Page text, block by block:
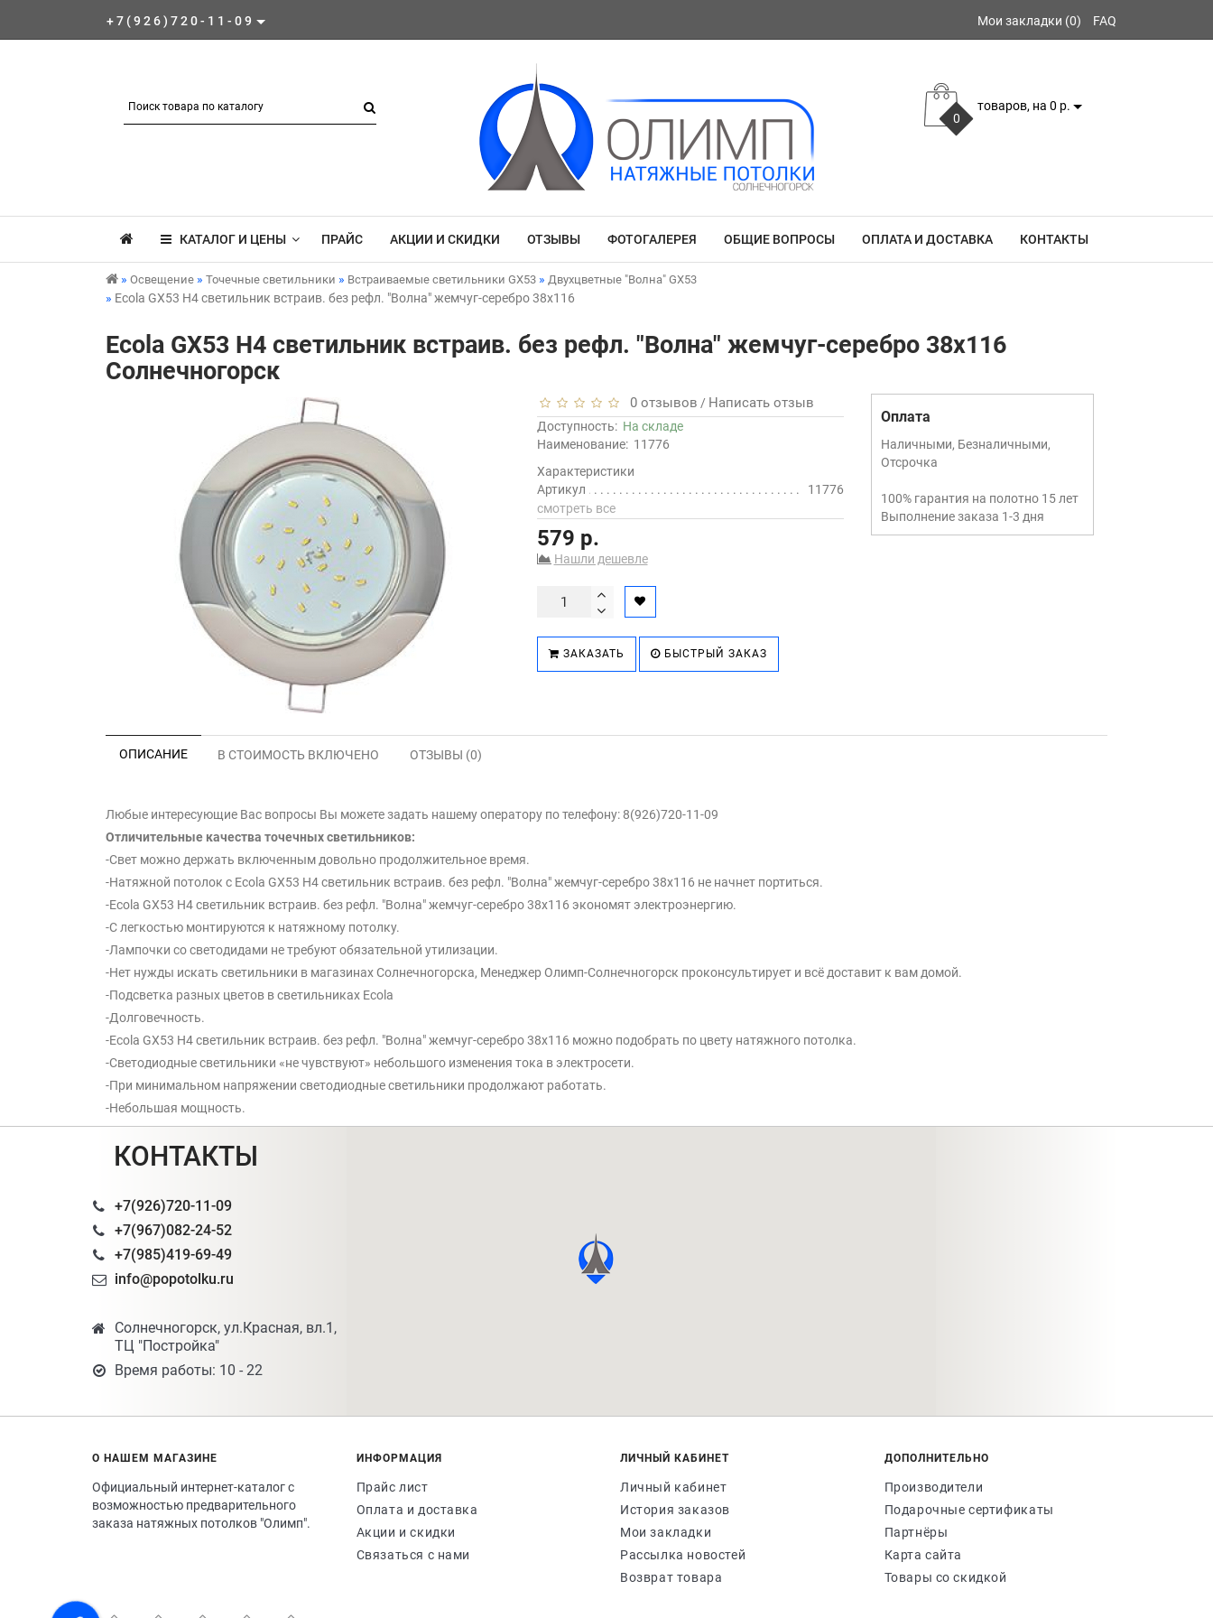
+7(926)720-11-09 Мои закладки (0) FAQ
0
товаров, на 0 р.
КАТАЛОГ И ЦЕНЫ ПРАЙС АКЦИИ И СКИДКИ ОТЗЫВЫ ФОТОГАЛЕРЕЯ ОБЩИЕ ВОПРОСЫ ОПЛАТА И ДОСТАВКА КОНТАКТЫ
Освещение Точечные светильники Встраиваемые светильники GX53 Двухцветные "Волна" GX53
Ecola GX53 H4 светильник встраив. без рефл. "Волна" жемчуг-серебро 38x116
Ecola GX53 H4 светильник встраив. без рефл. "Волна" жемчуг-серебро 38x116
Солнечногорск
0 отзывов / Написать отзыв
Доступность: На складе
Наименование: 11776
Характеристики
Артикул
11776
смотреть все
579 р.
Нашли дешевле
ЗАКАЗАТЬ БЫСТРЫЙ ЗАКАЗ
Оплата
Наличными, Безналичными,
Отсрочка
100% гарантия на полотно 15 лет
Выполнение заказа 1-3 дня
ОПИСАНИЕ В СТОИМОСТЬ ВКЛЮЧЕНО ОТЗЫВЫ (0)
Любые интересующие Вас вопросы Вы можете задать нашему оператору по телефону: 8(926)720-11-09
Отличительные качества точечных светильников:
-Свет можно держать включенным довольно продолжительное время.
-Натяжной потолок с Ecola GX53 H4 светильник встраив. без рефл. "Волна" жемчуг-серебро 38x116 не начнет портиться.
-Ecola GX53 H4 светильник встраив. без рефл. "Волна" жемчуг-серебро 38x116 экономят электроэнергию.
-С легкостью монтируются к натяжному потолку.
-Лампочки со светодидами не требуют обязательной утилизации.
-Нет нужды искать светильники в магазинах Солнечногорска, Менеджер Олимп-Солнечногорск проконсультирует и всё доставит к вам домой.
-Подсветка разных цветов в светильниках Ecola
-Долговечность.
-Ecola GX53 H4 светильник встраив. без рефл. "Волна" жемчуг-серебро 38x116 можно подобрать по цвету натяжного потолка.
-Светодиодные светильники «не чувствуют» небольшого изменения тока в электросети.
-При минимальном напряжении светодиодные светильники продолжают работать.
-Небольшая мощность.
КОНТАКТЫ
+7(926)720-11-09
+7(967)082-24-52
+7(985)419-69-49
info@popotolku.ru
Солнечногорск, ул.Красная, вл.1,
ТЦ "Постройка"
Время работы: 10 - 22
О НАШЕМ МАГАЗИНЕ
Официальный интернет-каталог с
возможностью предварительного
заказа натяжных потолков "Олимп".
ИНФОРМАЦИЯ
Прайс лист
Оплата и доставка
Акции и скидки
Связаться с нами
ЛИЧНЫЙ КАБИНЕТ
Личный кабинет
История заказов
Мои закладки
Рассылка новостей
Возврат товара
ДОПОЛНИТЕЛЬНО
Производители
Подарочные сертификаты
Партнёры
Карта сайта
Товары со скидкой